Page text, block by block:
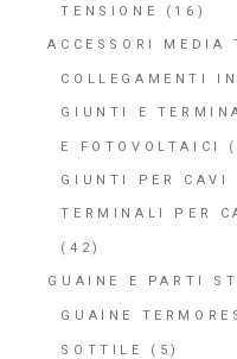
TENSIONE (16)
ACCESSORI MEDIA
COLLEGAMENTI
GIUNTI E
E FOTOVOLTAICI
GIUNTI PER CAVI
TERMINALI PER
(42)
GUAINE E PARTI
GUAINE
SOTTILE (5)